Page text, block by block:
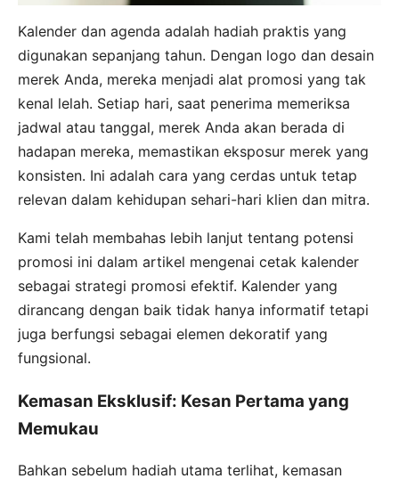
Kalender dan agenda adalah hadiah praktis yang
digunakan sepanjang tahun. Dengan logo dan desain
merek Anda, mereka menjadi alat promosi yang tak
kenal lelah. Setiap hari, saat penerima memeriksa
jadwal atau tanggal, merek Anda akan berada di
hadapan mereka, memastikan eksposur merek yang
konsisten. Ini adalah cara yang cerdas untuk tetap
relevan dalam kehidupan sehari-hari klien dan mitra.
Kami telah membahas lebih lanjut tentang potensi
promosi ini dalam artikel mengenai cetak kalender
sebagai strategi promosi efektif. Kalender yang
dirancang dengan baik tidak hanya informatif tetapi
juga berfungsi sebagai elemen dekoratif yang
fungsional.
Kemasan Eksklusif: Kesan Pertama yang
Memukau
Bahkan sebelum hadiah utama terlihat, kemasan